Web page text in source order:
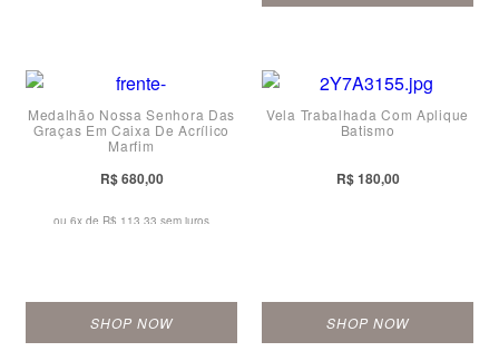
Medalhão Nossa Senhora Das
Graças Em Caixa De Acrílico
Marfim
R$ 680,00
ou 6x de R$ 113,33 sem juros
SHOP NOW
Vela Trabalhada Com Aplique
Batismo
R$ 180,00
SHOP NOW